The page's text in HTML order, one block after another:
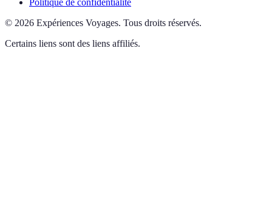
Politique de confidentialité
© 2026 Expériences Voyages. Tous droits réservés.
Certains liens sont des liens affiliés.